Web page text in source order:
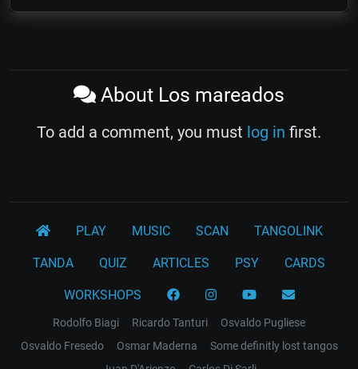
About Los mareados
To add a comment, you must log in first.
PLAY MUSIC SCAN TANGOLINK
TANDA QUIZ ARTICLES PSY CARDS
WORKSHOPS
Rodolfo Biagi Ricardo Tanturi
Osvaldo Pugliese
Osvaldo Fresedo
Osmar Maderna
Some definitly lost tangos